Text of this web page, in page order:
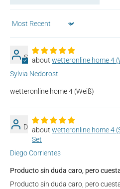
Sort by
S
wetteronline home 4
Sylvia Nedorost
wetteronline home 4 (Weiß)
D
wetteronline home 4
Set
Diego Corrientes
Producto sin duda caro, pero
Producto sin duda caro, pero